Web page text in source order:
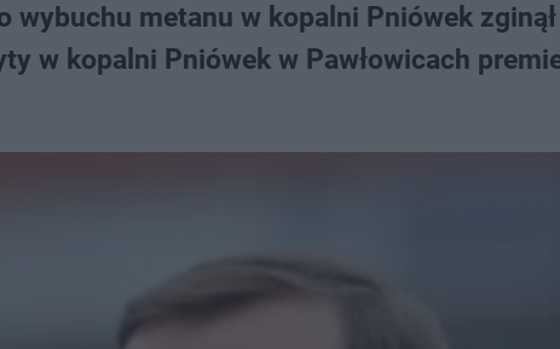
wybuchu metanu w kopalni Pniówek
w kopalni Pniówek w Pawłowicach